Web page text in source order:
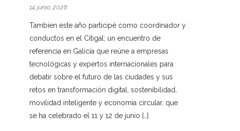
14 junio, 2026
Tambien este año participé como coordinador y
conductos en el Citigal; un encuentro de
referencia en Galicia que reúne a empresas
tecnológicas y expertos internacionales para
debatir sobre el futuro de las ciudades y sus
retos en transformación digital, sostenibilidad,
movilidad inteligente y economía circular, que
se ha celebrado el 11 y 12 de junio […]